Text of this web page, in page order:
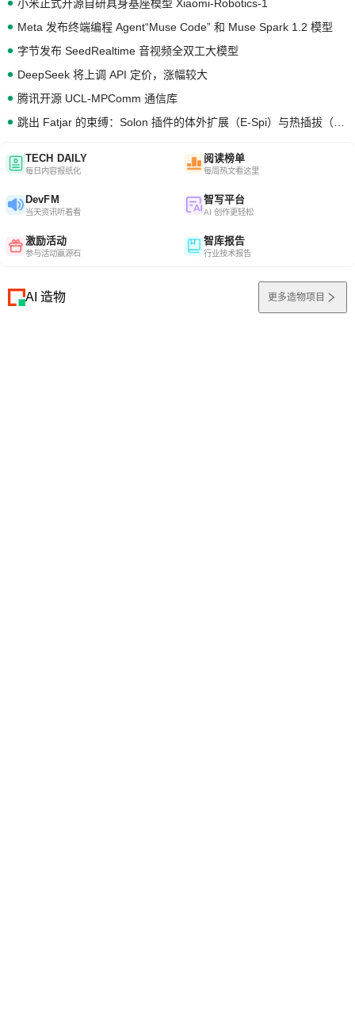
小米正式开源自研具身基座模型 Xiaomi-Robotics-1
Meta 发布终端编程 Agent“Muse Code” 和 Muse Spark 1.2 模型
字节发布 SeedRealtime 音视频全双工大模型
DeepSeek 将上调 API 定价，涨幅较大
腾讯开源 UCL-MPComm 通信库
TECH DAILY
每日内容报纸化
阅读榜单
每周热文看这里
DevFM
当天资讯听着看
智写平台
AI 创作更轻松
激励活动
参与活动赢源石
智库报告
行业技术报告
AI 造物 更多造物项目